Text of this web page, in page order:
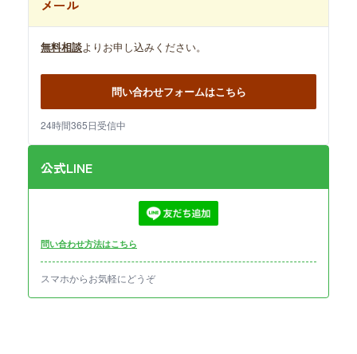
メール
無料相談よりお申し込みください。
問い合わせフォームはこちら
24時間365日受信中
公式LINE
問い合わせ方法はこちら
スマホからお気軽にどうぞ